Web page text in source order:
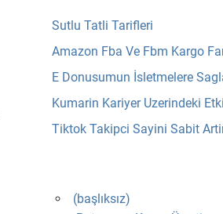
Sutlu Tatli Tarifleri
Amazon Fba Ve Fbm Kargo
E Donusumun İsletmelere
Kumarin Kariyer Uzerindeki
Tiktok Takipci Sayini Sabit
(başlıksız)